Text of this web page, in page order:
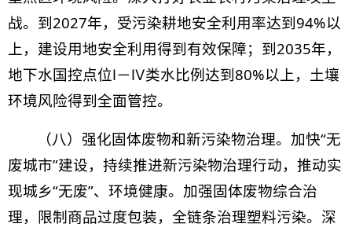
战。到2027年，受污染耕地安全利用率达到94%以
上，建设用地安全利用得到有效保障；到2035年，
地下水国控点位Ⅰ－Ⅳ类水比例达到80%以上，土壤
环境风险得到全面管控。
（八）强化固体废物和新污染物治理。加快“无
废城市”建设，持续推进新污染物治理行动，推动实
现城乡“无废”、环境健康。加强固体废物综合治
理，限制商品过度包装，全链条治理塑料污染。深